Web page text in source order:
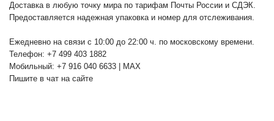
Доставка в любую точку мира по тарифам Почты России и СДЭК.
Предоставляется надежная упаковка и номер для отслеживания.
Ежедневно на связи с 10:00 до 22:00 ч. по московскому времени.
Телефон: +7 499 403 1882
Мобильный: +7 916 040 6633 | MAX
Пишите в чат на сайте